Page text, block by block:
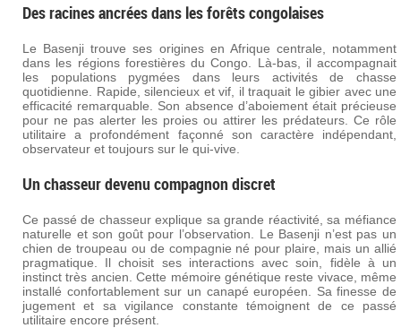
Des racines ancrées dans les forêts congolaises
Le Basenji trouve ses origines en Afrique centrale, notamment
dans les régions forestières du Congo. Là-bas, il accompagnait
les populations pygmées dans leurs activités de chasse
quotidienne. Rapide, silencieux et vif, il traquait le gibier avec une
efficacité remarquable. Son absence d’aboiement était précieuse
pour ne pas alerter les proies ou attirer les prédateurs. Ce rôle
utilitaire a profondément façonné son caractère indépendant,
observateur et toujours sur le qui-vive.
Un chasseur devenu compagnon discret
Ce passé de chasseur explique sa grande réactivité, sa méfiance
naturelle et son goût pour l’observation. Le Basenji n’est pas un
chien de troupeau ou de compagnie né pour plaire, mais un allié
pragmatique. Il choisit ses interactions avec soin, fidèle à un
instinct très ancien. Cette mémoire génétique reste vivace, même
installé confortablement sur un canapé européen. Sa finesse de
jugement et sa vigilance constante témoignent de ce passé
utilitaire encore présent.